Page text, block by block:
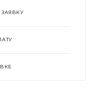
ЗАЯВКУ